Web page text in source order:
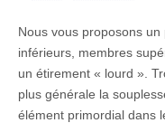
Nous vous proposons
inférieurs, membres
un étirement « lourd ».
plus générale la
élément primordial dans